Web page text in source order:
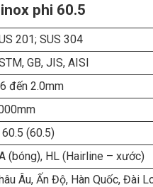
phi 60.5
201; SUS 304
GB, JIS, AISI
đến 2.0mm
(60.5)
(bóng), HL (Hairline – xước)
Âu, Ấn Độ, Hàn Quốc, Đài